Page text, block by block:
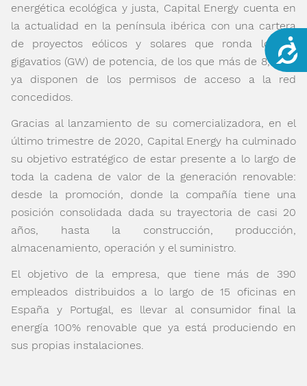
energética ecológica y justa, Capital Energy cuenta en
la actualidad en la península ibérica con una cartera
de proyectos eólicos y solares que ronda los 35
gigavatios (GW) de potencia, de los que más de 8,7 GW
ya disponen de los permisos de acceso a la red
concedidos.
Gracias al lanzamiento de su comercializadora, en el
último trimestre de 2020, Capital Energy ha culminado
su objetivo estratégico de estar presente a lo largo de
toda la cadena de valor de la generación renovable:
desde la promoción, donde la compañía tiene una
posición consolidada dada su trayectoria de casi 20
años, hasta la construcción, producción,
almacenamiento, operación y el suministro.
El objetivo de la empresa, que tiene más de 390
empleados distribuidos a lo largo de 15 oficinas en
España y Portugal, es llevar al consumidor final la
energía 100% renovable que ya está produciendo en
sus propias instalaciones.